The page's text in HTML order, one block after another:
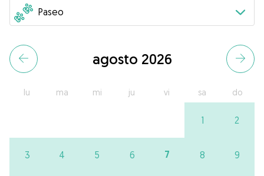
agosto 2026
lu ma mi ju vi sa do
1 2
3 4 5 6 7 8 9